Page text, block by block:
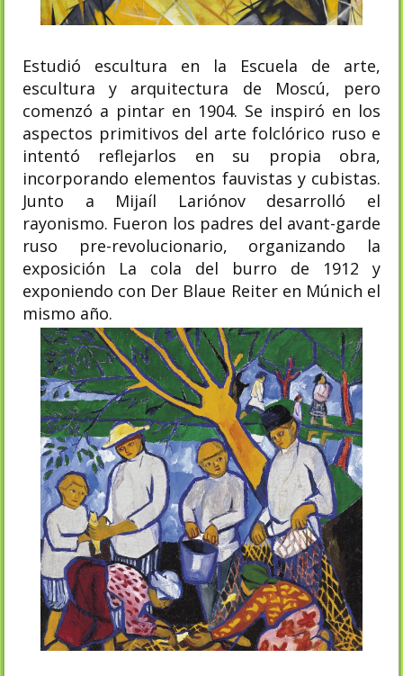
Estudió escultura en la Escuela de arte,
escultura y arquitectura de Moscú, pero
comenzó a pintar en 1904. Se inspiró en los
aspectos primitivos del arte folclórico ruso e
intentó reflejarlos en su propia obra,
incorporando elementos fauvistas y cubistas.
Junto a Mijaíl Lariónov desarrolló el
rayonismo. Fueron los padres del avant-garde
ruso pre-revolucionario, organizando la
exposición La cola del burro de 1912 y
exponiendo con Der Blaue Reiter en Múnich el
mismo año.